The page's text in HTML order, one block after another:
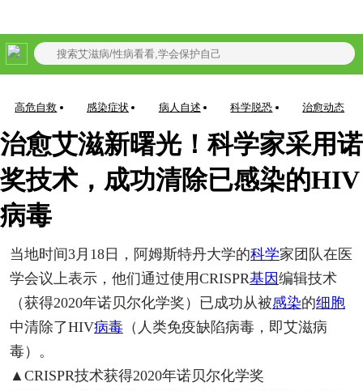
艾滋现有确诊:1053232累计死亡:351061 查看感染实时数据>
高危自救 感染症状 病人自述 科学脱恐 治愈动态
治愈艾滋新曙光！科学家采用诺
奖技术，成功清除已感染的HIV
病毒
当地时间3月18日，阿姆斯特丹大学的科学家团队在医
学会议上表示，他们通过使用CRISPR基因编辑技术
（获得2020年诺贝尔化学奖）已成功从被感染的细胞
中清除了HIV病毒 （人类免疫缺陷病毒，即艾滋病
毒）。
▲CRISPR技术获得2020年诺贝尔化学奖